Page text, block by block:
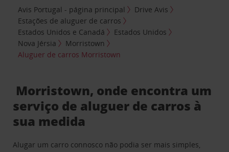
Avis Portugal - página principal
Drive Avis
Estações de aluguer de carros
Estados Unidos e Canadá
Estados Unidos
Nova Jérsia
Morristown
Aluguer de carros Morristown
Morristown, onde encontra um
serviço de aluguer de carros à
sua medida
Alugar um carro connosco não podia ser mais simples,